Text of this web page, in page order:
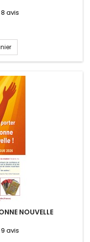
8 avis
NOUVELLE
9 avis